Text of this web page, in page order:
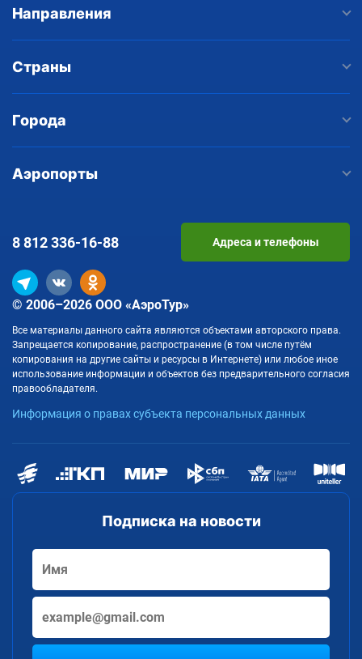
Направления
Страны
Города
Аэропорты
Подписка на новости
© 2006–2026 ООО «АэроТур»
Все материалы данного сайта являются объектами авторского права.
Запрещается копирование, распространение (в том числе путём
копирования на другие сайты и ресурсы в Интернете) или любое иное
использование информации и объектов без предварительного согласия
правообладателя.
Информация о правах субъекта персональных данных
8 812336-16-88 Адреса и телефоны